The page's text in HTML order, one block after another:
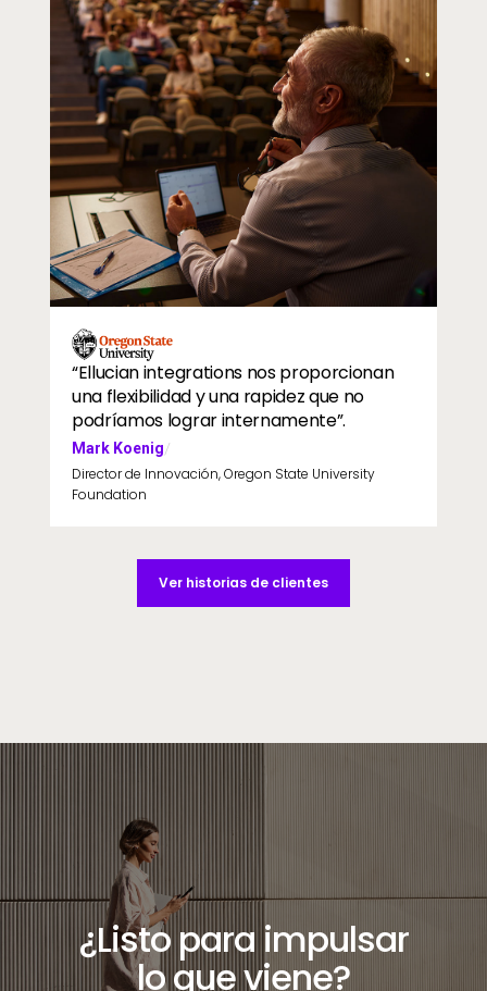
Image
“Ellucian integrations nos proporcionan
una flexibilidad y una rapidez que no
podríamos lograr internamente”.
Mark Koenig/
Director de Innovación, Oregon State University
Foundation
Ver historias de clientes
¿Listo para impulsar
lo que viene?